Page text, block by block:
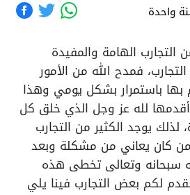
واحدة
الهامة والمفيدة
فمدح الله من الأمور
بها باستمرار بشكل يومي وهذا
لله عز وجل الذي خلق كل
يوجد الكثير من التجارب
كان يعاني من مشكلة وبعد
سبحانه وتعالى تخطى هذه
لكم بعض التجارب فينا يلي